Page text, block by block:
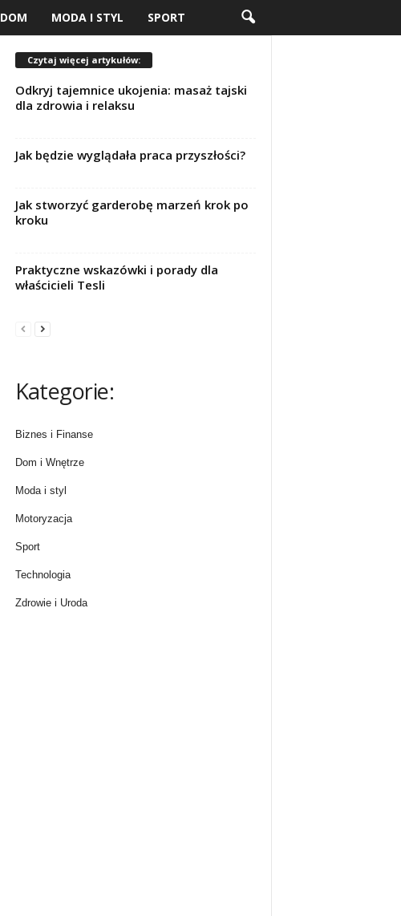
DOM MODA I STYL SPORT
Czytaj więcej artykułów:
Odkryj tajemnice ukojenia: masaż tajski
dla zdrowia i relaksu
Jak będzie wyglądała praca przyszłości?
Jak stworzyć garderobę marzeń krok po
kroku
Praktyczne wskazówki i porady dla
właścicieli Tesli
Kategorie:
Biznes i Finanse
Dom i Wnętrze
Moda i styl
Motoryzacja
Sport
Technologia
Zdrowie i Uroda